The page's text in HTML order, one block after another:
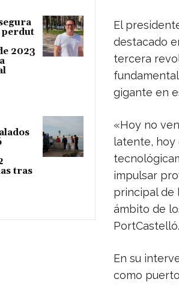
perdut
2023
tras
El
destacado
tercera
gigante en
«Hoy no
latente, hoy
impulsar
principal de
ámbito de
PortCastelló.
En su
como